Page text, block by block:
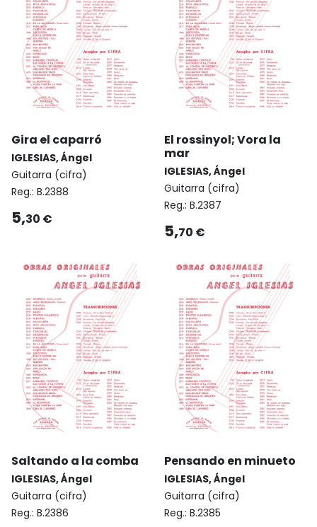
Gira el caparró
IGLESIAS, Ángel
Guitarra (cifra)
Reg.: B.2388
5,30 €
El rossinyol; Vora la
mar
IGLESIAS, Ángel
Guitarra (cifra)
Reg.: B.2387
5,70 €
Saltando a la comba
IGLESIAS, Ángel
Guitarra (cifra)
Reg.: B.2386
Pensando en minueto
IGLESIAS, Ángel
Guitarra (cifra)
Reg.: B.2385